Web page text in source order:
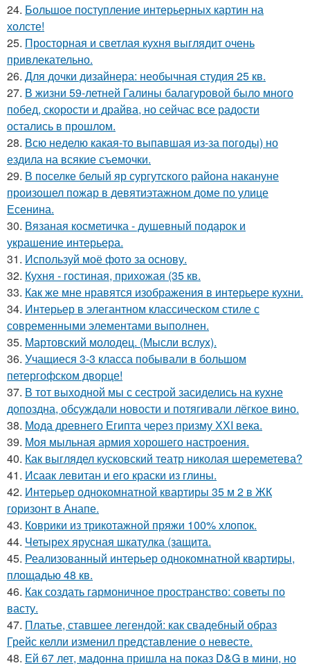
24. Большое поступление интерьерных картин на
холсте!
25. Просторная и светлая кухня выглядит очень
привлекательно.
26. Для дочки дизайнера: необычная студия 25 кв.
27. В жизни 59-летней Галины балагуровой было много
побед, скорости и драйва, но сейчас все радости
остались в прошлом.
28. Всю неделю какая-то выпавшая из-за погоды) но
ездила на всякие съемочки.
29. В поселке белый яр сургутского района накануне
произошел пожар в девятиэтажном доме по улице
Есенина.
30. Вязаная косметичка - душевный подарок и
украшение интерьера.
31. Используй моё фото за основу.
32. Кухня - гостиная, прихожая (35 кв.
33. Как же мне нравятся изображения в интерьере кухни.
34. Интерьер в элегантном классическом стиле с
современными элементами выполнен.
35. Мартовский молодец. (Мысли вслух).
36. Учащиеся 3-3 класса побывали в большом
петергофском дворце!
37. В тот выходной мы с сестрой засиделись на кухне
допоздна, обсуждали новости и потягивали лёгкое вино.
38. Мода древнего Египта через призму ХХI века.
39. Моя мыльная армия хорошего настроения.
40. Как выглядел кусковский театр николая шереметева?
41. Исаак левитан и его краски из глины.
42. Интерьер однокомнатной квартиры 35 м 2 в ЖК
горизонт в Анапе.
43. Коврики из трикотажной пряжи 100% хлопок.
44. Четырех ярусная шкатулка (защита.
45. Реализованный интерьер однокомнатной квартиры,
площадью 48 кв.
46. Как создать гармоничное пространство: советы по
васту.
47. Платье, ставшее легендой: как свадебный образ
Грейс келли изменил представление о невесте.
48. Ей 67 лет, мадонна пришла на показ D&G в мини, но